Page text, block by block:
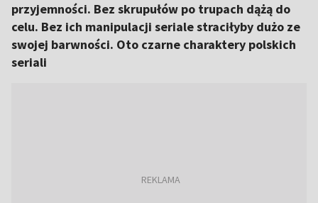
przyjemności. Bez skrupułów po trupach dążą do
celu. Bez ich manipulacji seriale straciłyby dużo ze
swojej barwności. Oto czarne charaktery polskich
seriali